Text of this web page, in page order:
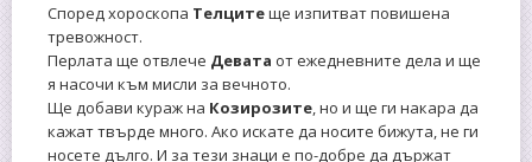
Според хороскопа Телцитеще изпитват повишена
тревожност.
Перлата ще отвлече Девата от ежедневните дела и ще
я насочи към мисли за вечното.
Ще добави кураж на Козирозите , но и ще ги накара да
кажат твърде много. Ако искате да носите бижута, не ги
носете дълго. И за тези знаци е по-добре да държат